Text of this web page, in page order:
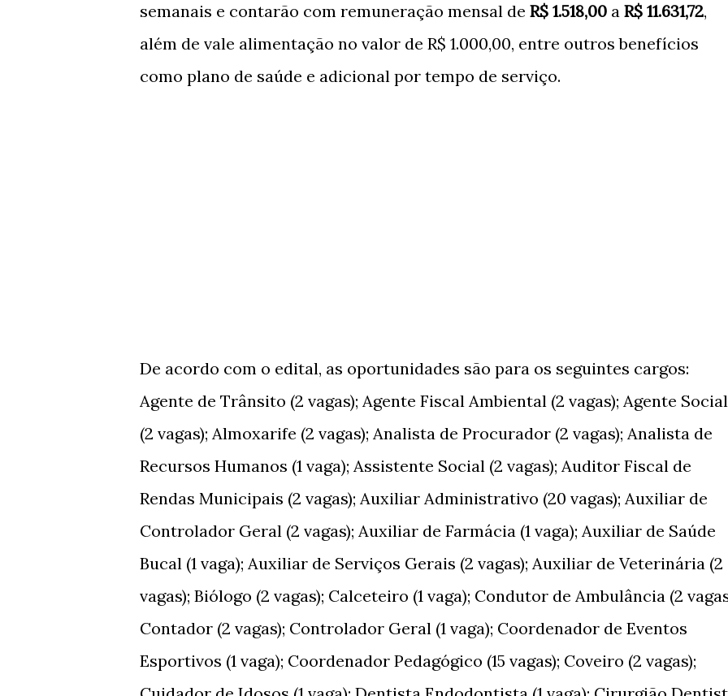
semanais e contarão com remuneração mensal de R$ 1.518,00 a R$ 11.631,72,
além de vale alimentação no valor de R$ 1.000,00, entre outros benefícios
como plano de saúde e adicional por tempo de serviço.
De acordo com o edital, as oportunidades são para os seguintes cargos:
Agente de Trânsito (2 vagas); Agente Fiscal Ambiental (2 vagas); Agente Social
(2 vagas); Almoxarife (2 vagas); Analista de Procurador (2 vagas); Analista de
Recursos Humanos (1 vaga); Assistente Social (2 vagas); Auditor Fiscal de
Rendas Municipais (2 vagas); Auxiliar Administrativo (20 vagas); Auxiliar de
Controlador Geral (2 vagas); Auxiliar de Farmácia (1 vaga); Auxiliar de Saúde
Bucal (1 vaga); Auxiliar de Serviços Gerais (2 vagas); Auxiliar de Veterinária (2
vagas); Biólogo (2 vagas); Calceteiro (1 vaga); Condutor de Ambulância (2
Contador (2 vagas); Controlador Geral (1 vaga); Coordenador de Eventos
Esportivos (1 vaga); Coordenador Pedagógico (15 vagas); Coveiro (2 vagas);